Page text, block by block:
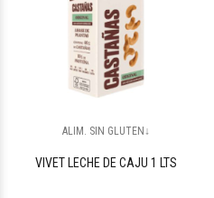
ALIM. SIN GLUTEN↓
VIVET LECHE DE CAJU 1 LTS